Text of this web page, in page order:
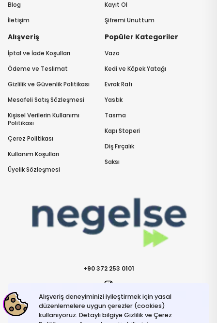
Alışveriş deneyiminizi iyileştirmek için yasal
düzenlemelere uygun çerezler (cookies)
kullanıyoruz. Detaylı bilgiye Gizlilik ve Çerez
+90 372 253 0101
İletişime Geçininfo@negelse.com
Blog
İletişim
Kayıt Ol
Şifremi Unuttum
Alışveriş
İptal ve İade Koşulları
Ödeme ve Teslimat
Gizlilik ve Güvenlik Politikası
Mesafeli Satış Sözleşmesi
Kişisel Verilerin Kullanımı
Politikası
Çerez Politikası
Kullanım Koşulları
Üyelik Sözleşmesi
Popüler Kategoriler
Vazo
Kedi ve Köpek Yatağı
Evrak Rafı
Yastık
Tasma
Kapı Stoperi
Diş Fırçalık
Saksı